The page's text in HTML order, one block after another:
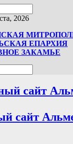
2026
ЕПАРХИЯ
ЗАКАМЬЕ
сайт